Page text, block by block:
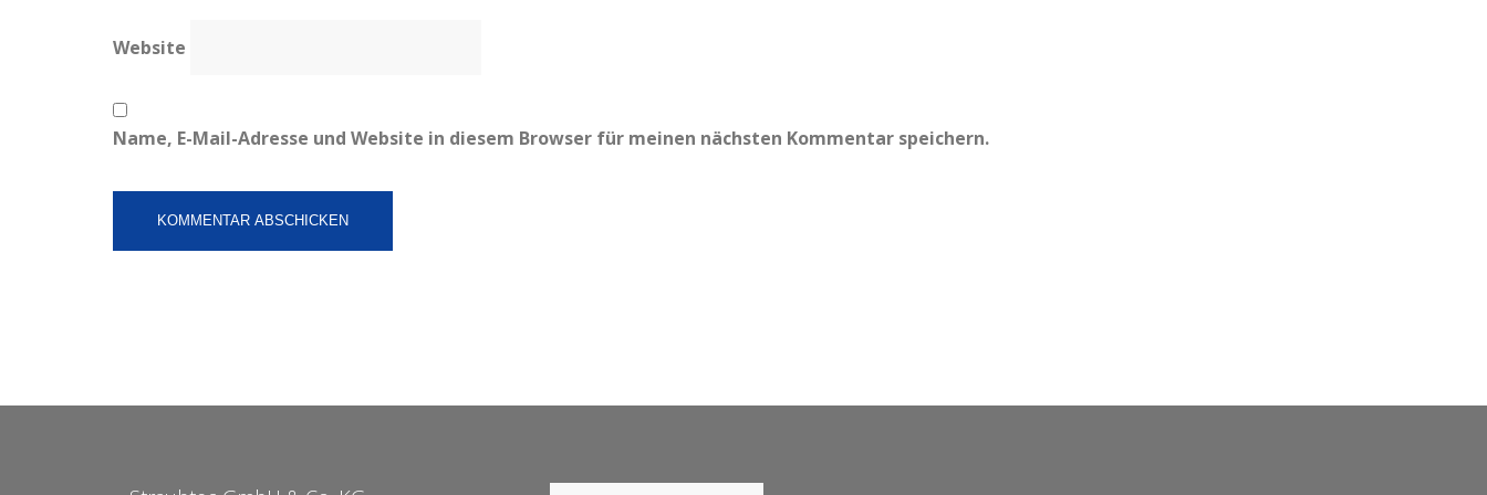
Website
Name, E-Mail-Adresse und Website in diesem Browser für meinen nächsten Kommentar speichern.